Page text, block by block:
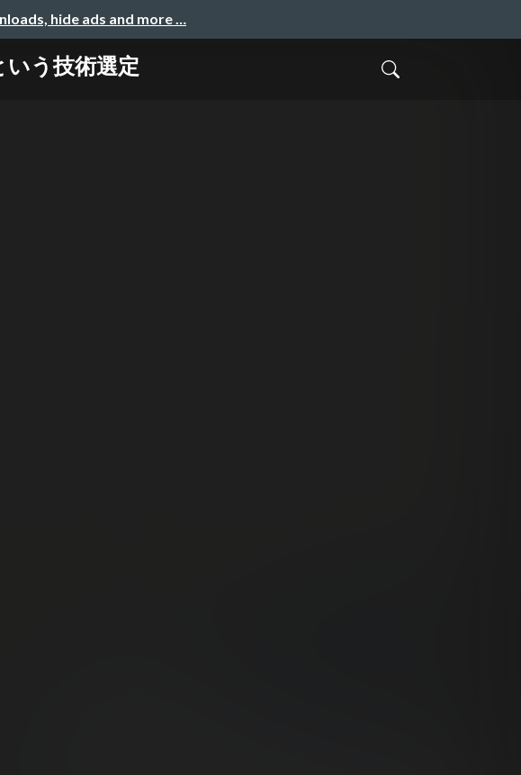
hide ads and more …
う技術選定